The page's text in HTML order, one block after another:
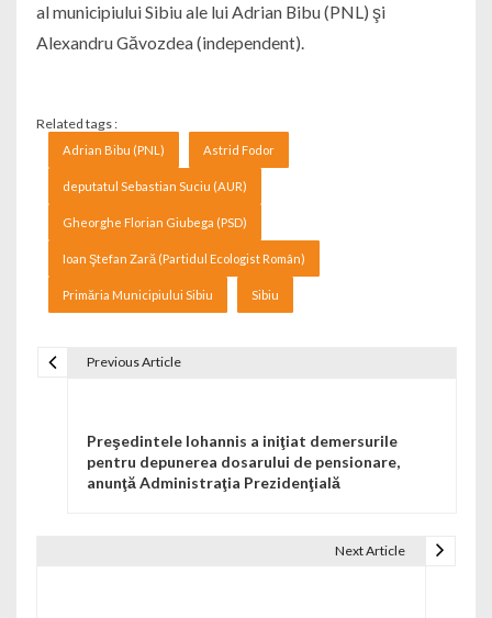
al municipiului Sibiu ale lui Adrian Bibu (PNL) şi
Alexandru Găvozdea (independent).
Related tags :
Adrian Bibu (PNL) Astrid Fodor
deputatul Sebastian Suciu (AUR)
Gheorghe Florian Giubega (PSD)
Ioan Ştefan Zară (Partidul Ecologist Român)
Primăria Municipiului Sibiu Sibiu
Previous Article
Preşedintele Iohannis a iniţiat demersurile
pentru depunerea dosarului de pensionare,
anunţă Administraţia Prezidenţială
Next Article